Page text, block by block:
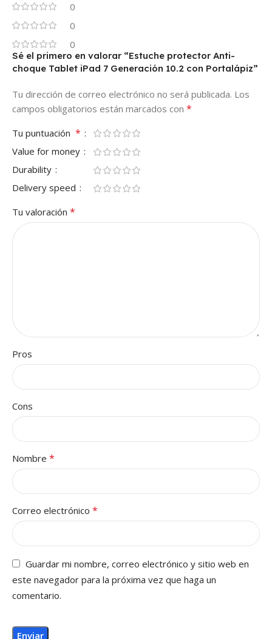
0
0
0
Sé el primero en valorar “Estuche protector Anti-
choque Tablet iPad 7 Generación 10.2 con Portalápiz”
Tu dirección de correo electrónico no será publicada. Los
campos obligatorios están marcados con *
Tu puntuación *
Value for money
Durability
Delivery speed
Tu valoración *
Pros
Cons
Nombre *
Correo electrónico *
Guardar mi nombre, correo electrónico y sitio web en
este navegador para la próxima vez que haga un
comentario.